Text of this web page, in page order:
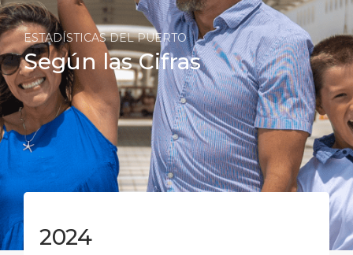
ESTADÍSTICAS DEL PUERTO
Según las Cifras
2024